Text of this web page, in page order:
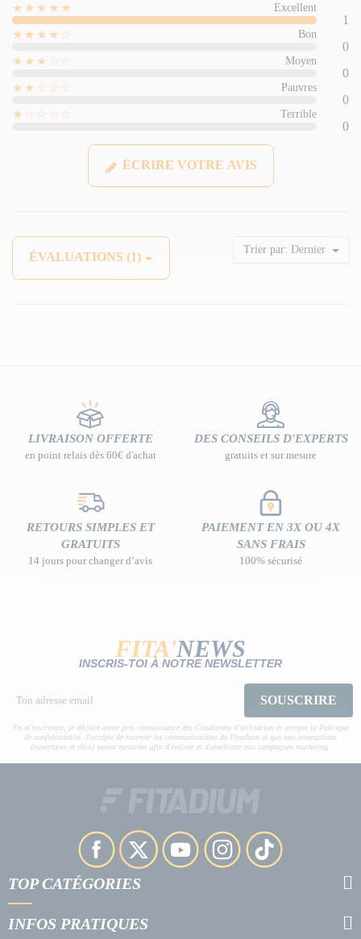
★★★★★ Excellent
1
★★★★☆
Bon
0
★★★☆☆
Moyen
0
★★☆☆☆
Pauvres
0
★☆☆☆☆
Terrible
0
ÉCRIRE VOTRE AVIS
ÉVALUATIONS (1)
Trier par: Dernier
LIVRAISON OFFERTE
en point relais dès 60€ d'achat
DES CONSEILS D'EXPERTS
gratuits et sur mesure
RETOURS SIMPLES ET
GRATUITS
14 jours pour changer d’avis
PAIEMENT EN 3X OU 4X
SANS FRAIS
100% sécurisé
FITA'NEWS
INSCRIS-TOI À NOTRE NEWSLETTER
SOUSCRIRE
En m'inscrivant, je déclare avoir pris connaissance des Conditions d’utilisation et accepte la Politique
de confidentialité. J'accepte de recevoir les communications de Fitadium et que mes interactions
(ouvertures et clics) soient mesurées afin d'évaluer et d'améliorer nos campagnes marketing.
TOP CATÉGORIES
INFOS PRATIQUES